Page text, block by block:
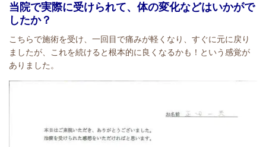
当院で実際に受けられて、体の変化などはいかがで
したか？
こちらで施術を受け、一回目で痛みが軽くなり、すぐに元に戻り
ましたが、これを続けると根本的に良くなるかも！という感覚が
ありました。